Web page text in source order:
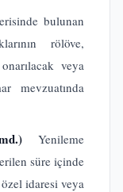
bulunan
rölöve,
veya
mevzuatında
Yenileme
süre içinde
idaresi veya